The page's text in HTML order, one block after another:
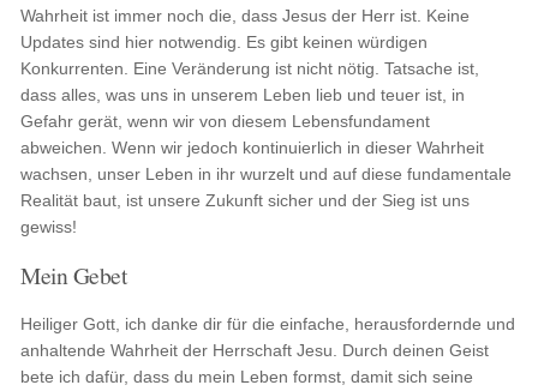
Wahrheit ist immer noch die, dass Jesus der Herr ist. Keine
Updates sind hier notwendig. Es gibt keinen würdigen
Konkurrenten. Eine Veränderung ist nicht nötig. Tatsache ist,
dass alles, was uns in unserem Leben lieb und teuer ist, in
Gefahr gerät, wenn wir von diesem Lebensfundament
abweichen. Wenn wir jedoch kontinuierlich in dieser Wahrheit
wachsen, unser Leben in ihr wurzelt und auf diese fundamentale
Realität baut, ist unsere Zukunft sicher und der Sieg ist uns
gewiss!
Mein Gebet
Heiliger Gott, ich danke dir für die einfache, herausfordernde und
anhaltende Wahrheit der Herrschaft Jesu. Durch deinen Geist
bete ich dafür, dass du mein Leben formst, damit sich seine